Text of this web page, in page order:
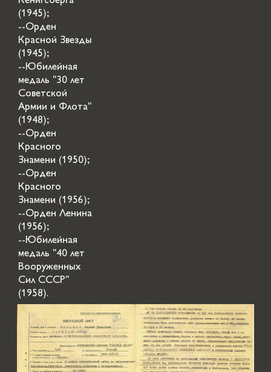
(1945);
--Орден
Красной Звезды
(1945);
--Юбилейная
медаль "30 лет
Советской
Армии и Флота"
(1948);
--Орден
Красного
Знамени (1950);
--Орден
Красного
Знамени (1956);
--Орден Ленина
(1956);
--Юбилейная
медаль "40 лет
Вооруженных
Сил СССР"
(1958).